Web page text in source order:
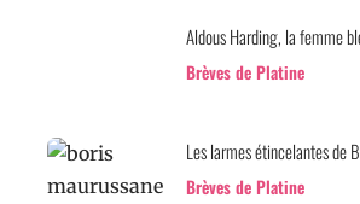
Aldous Harding, la femme
Brèves de Platine
Les larmes étincelantes de
Brèves de Platine